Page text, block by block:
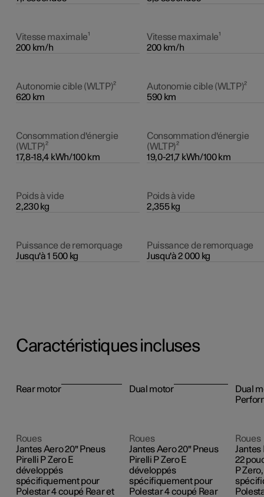
Vitesse maximale¹
200 km/h
Vitesse maximale¹
200 km/h
Autonomie cible (WLTP)²
620 km
Autonomie cible (WLTP)²
590 km
Consommation d'énergie
(WLTP)²
17,8-18,4 kWh/100 km
Consommation d'énergie
(WLTP)²
19,0-21,7 kWh/100 km
Poids à vide
2,230 kg
Poids à vide
2,355 kg
Puissance de remorquage
Jusqu'à 1 500 kg
Puissance de remorquage
Jusqu'à 2 000 kg
Caractéristiques incluses
Rear motor Dual motor
Dual
Roues
Jantes Aero 20" Pneus
Pirelli P Zero E
développés
spécifiquement pour
Polestar 4 coupé Rear et
Roues
Jantes Aero 20" Pneus
Pirelli P Zero E
développés
spécifiquement pour
Polestar 4 coupé Rear
Roues
Jantes
22
P